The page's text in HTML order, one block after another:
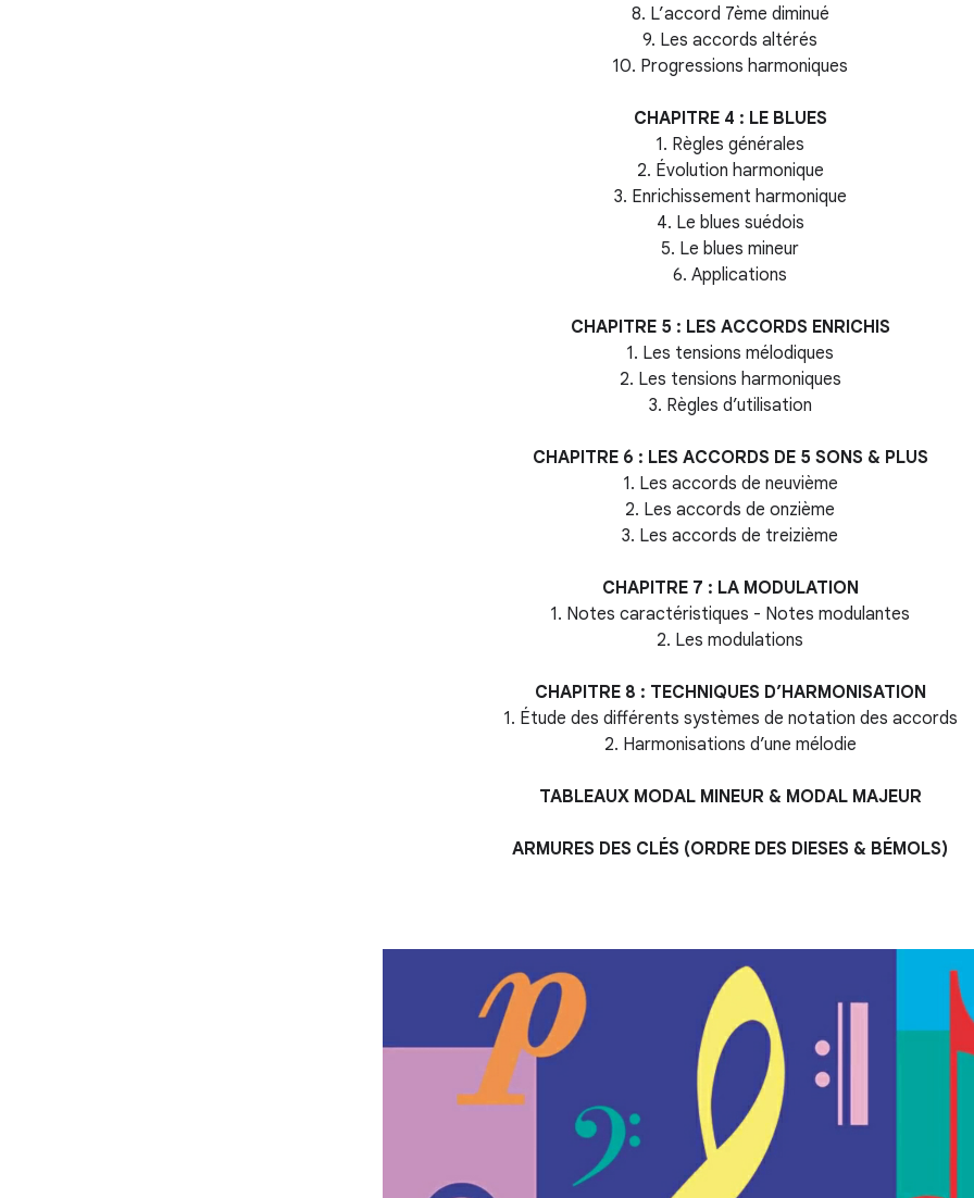
8. L’accord 7ème diminué
9. Les accords altérés
10. Progressions harmoniques
CHAPITRE 4 : LE BLUES
1. Règles générales
2. Évolution harmonique
3. Enrichissement harmonique
4. Le blues suédois
5. Le blues mineur
6. Applications
CHAPITRE 5 : LES ACCORDS ENRICHIS
1. Les tensions mélodiques
2. Les tensions harmoniques
3. Règles d’utilisation
CHAPITRE 6 : LES ACCORDS DE 5 SONS & PLUS
1. Les accords de neuvième
2. Les accords de onzième
3. Les accords de treizième
CHAPITRE 7 : LA MODULATION
1. Notes caractéristiques - Notes modulantes
2. Les modulations
CHAPITRE 8 : TECHNIQUES D’HARMONISATION
1. Étude des différents systèmes de notation des accords
2. Harmonisations d’une mélodie
TABLEAUX MODAL MINEUR & MODAL MAJEUR
ARMURES DES CLÉS (ORDRE DES DIESES & BÉMOLS)